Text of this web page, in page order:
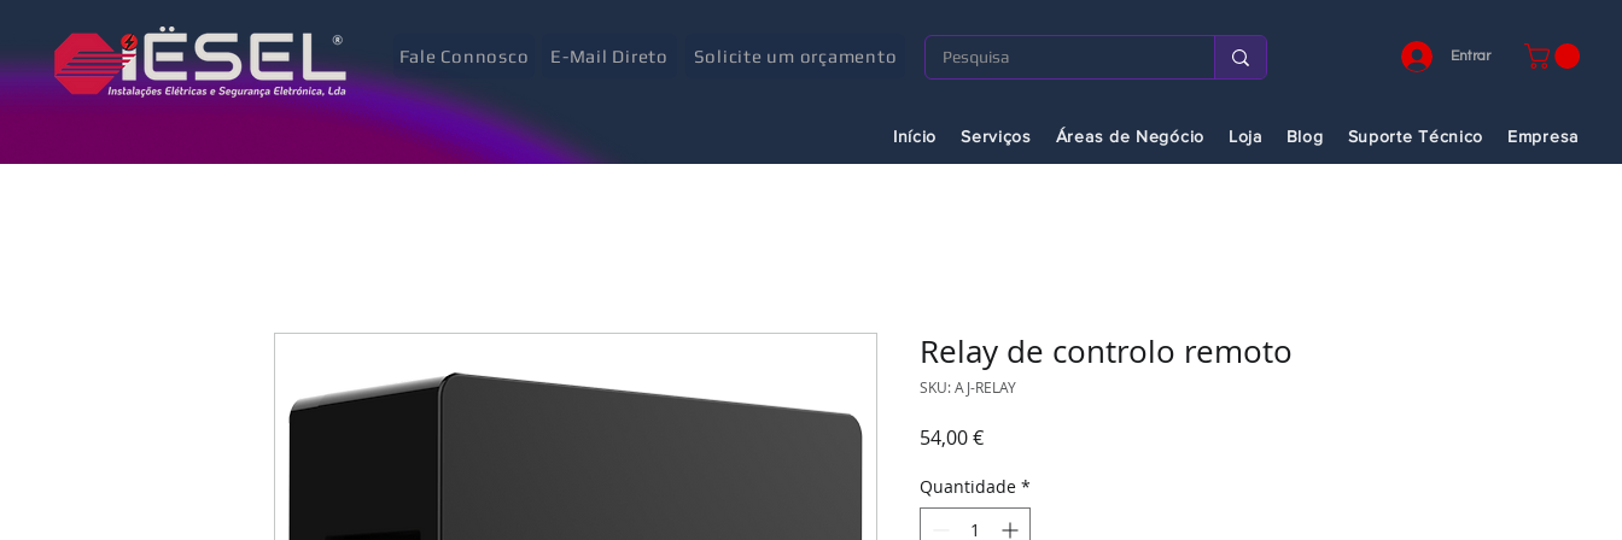
Fale Connosco E-Mail Direto Solicite um orçamento Entrar
Início Serviços Áreas de Negócio Loja Blog Suporte Técnico Empresa
Relay de controlo remoto
SKU: AJ-RELAY
54,00 €Preço
Quantidade *